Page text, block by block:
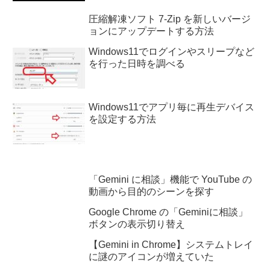
圧縮解凍ソフト 7-Zip を新しいバージ
ョンにアップデートする方法
Windows11でログインやスリープなど
を行った日時を調べる
Windows11でアプリ毎に再生デバイス
を設定する方法
「Gemini に相談」機能で YouTube の
動画から目的のシーンを探す
Google Chrome の「Geminiに相談」
ボタンの表示切り替え
【Gemini in Chrome】システムトレイ
に謎のアイコンが増えていた